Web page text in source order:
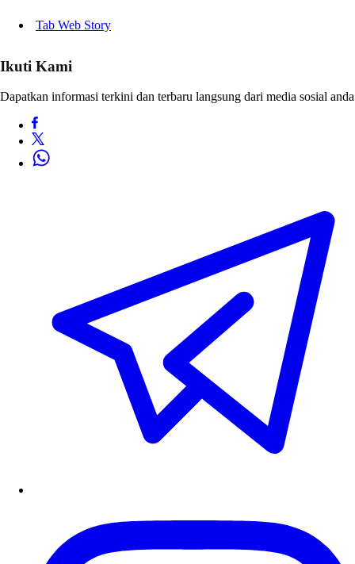
Tab Web Story
Ikuti Kami
Dapatkan informasi terkini dan terbaru langsung dari media sosial anda